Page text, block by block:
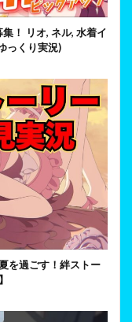
！ リオ, ネル, 水着イ
っくり実況)
を過ごす！絆ストー